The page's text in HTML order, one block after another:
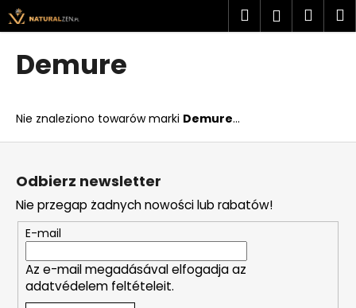
Przejść
do
treści
SzukajZaloguj
Demure
Nie znaleziono towarów marki Demure...
K
o
powrotem
powrotem
z
e
g
o
s
z
u
a
s
S
Odbierz newsletter
Nie przegap żadnych nowości lub rabatów!
E-mail
Az e-mail megadásával elfogadja az
adatvédelem feltételeit.